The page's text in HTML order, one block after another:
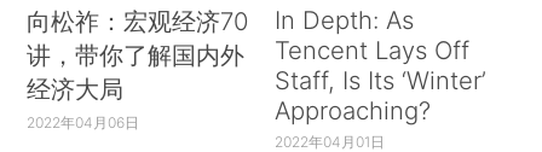
向松祚：宏观经济70
讲，带你了解国内外
经济大局
2022年04月06日
In Depth: As
Tencent Lays Off
Staff, Is Its ‘Winter’
Approaching?
2022年04月01日